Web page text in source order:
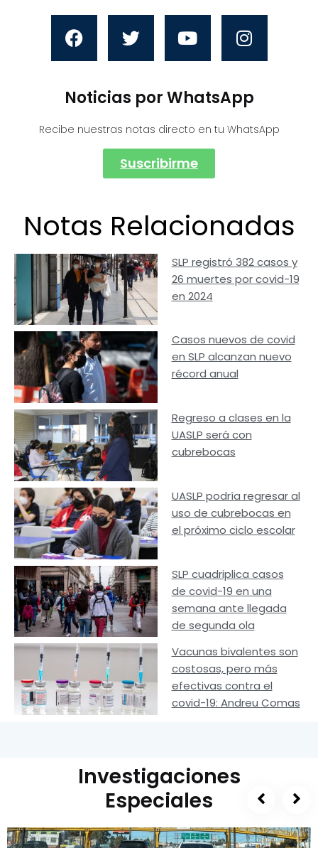
Noticias por WhatsApp
Recibe nuestras notas directo en tu WhatsApp
Suscribirme
Notas Relacionadas
SLP registró 382 casos y
26 muertes por covid-19
en 2024
Casos nuevos de covid
en SLP alcanzan nuevo
récord anual
Regreso a clases en la
UASLP será con
cubrebocas
UASLP podría regresar al
uso de cubrebocas en
el próximo ciclo escolar
SLP cuadriplica casos
de covid-19 en una
semana ante llegada
de segunda ola
Vacunas bivalentes son
costosas, pero más
efectivas contra el
covid-19: Andreu Comas
Investigaciones
Especiales